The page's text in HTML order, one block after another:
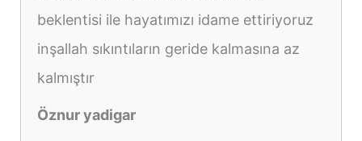
beklentisi ile hayatımızı idame ettiriyoruz
inşallah sıkıntıların geride kalmasına az
kalmıştır
Öznur yadigar